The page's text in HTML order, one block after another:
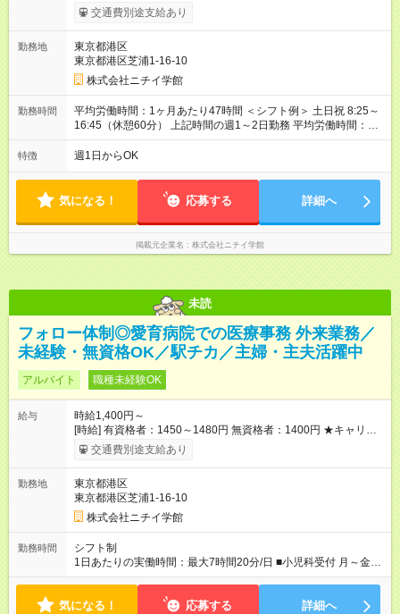
アップ制度あり 進級により給与がアップします！ 【試用期間】
試用期間あり 試用期間の長さ：3ヶ月 雇用形態、給与は本採用
交通費別途支給あり
勤務地
東京都港区
東京都港区芝浦1-16-10
株式会社ニチイ学館
勤務時間
平均労働時間：1ヶ月あたり47時間 ＜シフト例＞ 土日祝 8:25～
16:45（休憩60分） 上記時間の週1～2日勤務 平均労働時間：1
ヶ月あたり47時間 ＜シフト例＞ 土日祝 8:25～16:45（休憩60
分） 上記時間の週1～2日勤務
特徴 週1日からOK
気になる！ 応募する 詳細へ
掲載元企業名 株式会社ニチイ学館
未読
フォロー体制◎愛育病院での医療事務 外来業務／
未経験・無資格OK／駅チカ／主婦・主夫活躍中
アルバイト 職種未経験OK
給与
時給1,400円～
[時給] 有資格者：1450～1480円 無資格者：1400円 ★キャリア
アップ制度あり 進級により給与がアップします！ 【試用期間】
試用期間あり 試用期間の長さ：3ヶ月 雇用形態、給与は本採用
交通費別途支給あり
勤務地
東京都港区
東京都港区芝浦1-16-10
株式会社ニチイ学館
勤務時間
シフト制
1日あたりの実働時間：最大7時間20分/日 ■小児科受付 月～金
8:25～16:45（休憩60分） 土 8:25～12:25（休憩なし） 8:25～
やGWに出勤の可能性あり
気になる！ 応募する 詳細へ